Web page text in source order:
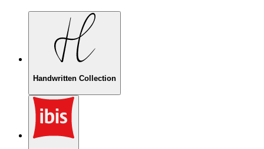
Handwritten Collection